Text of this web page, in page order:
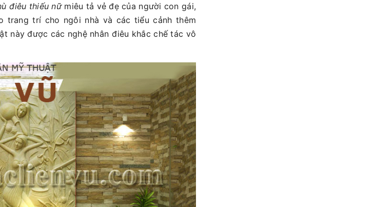
điêu thiếu nữmiêu tả vẻ đẹ của người con gái,
trang trí cho ngôi nhà và các tiểu cảnh thêm
này được các nghệ nhân điêu khắc chế tác vô